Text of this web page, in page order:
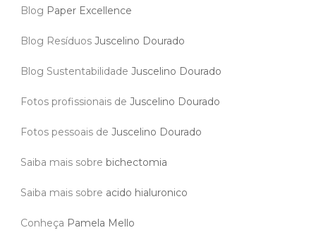
Blog Paper Excellence
Blog Resíduos Juscelino Dourado
Blog Sustentabilidade Juscelino Dourado
Fotos profissionais de Juscelino Dourado
Fotos pessoais de Juscelino Dourado
Saiba mais sobre bichectomia
Saiba mais sobre acido hialuronico
Conheça Pamela Mello